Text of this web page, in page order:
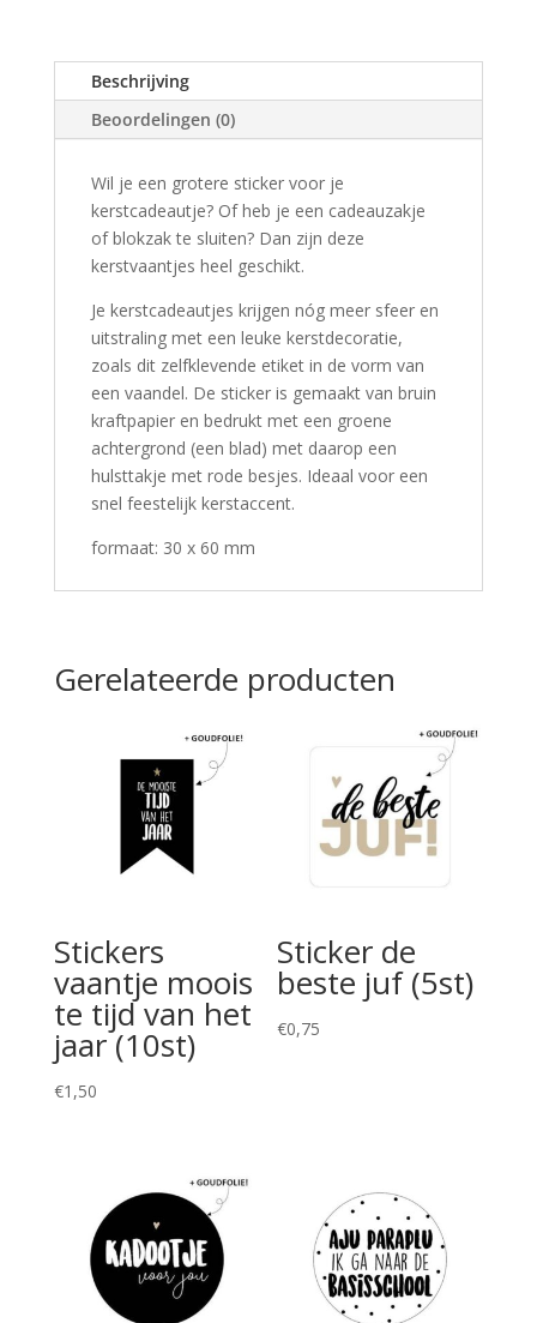
Beschrijving
Beoordelingen (0)
Wil je een grotere sticker voor je
kerstcadeautje? Of heb je een cadeauzakje
of blokzak te sluiten? Dan zijn deze
kerstvaantjes heel geschikt.
Je kerstcadeautjes krijgen nóg meer sfeer en
uitstraling met een leuke kerstdecoratie,
zoals dit zelfklevende etiket in de vorm van
een vaandel. De sticker is gemaakt van bruin
kraftpapier en bedrukt met een groene
achtergrond (een blad) met daarop een
hulsttakje met rode besjes. Ideaal voor een
snel feestelijk kerstaccent.
formaat: 30 x 60 mm
Gerelateerde producten
Stickers
vaantje moois
te tijd van het
jaar (10st)
€1,50
Sticker de
beste juf (5st)
€0,75